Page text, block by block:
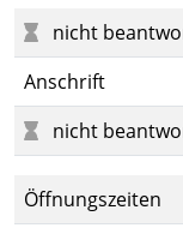
nicht
Anschrift
nicht
Öffnungszeiten